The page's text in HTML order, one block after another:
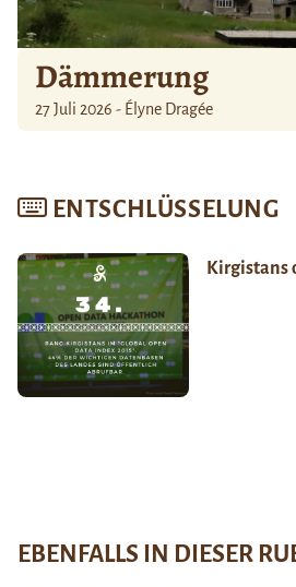
Dämmerung
27 Juli 2026 - Élyne Dragée
ENTSCHLÜSSELUNG
Kirgistans
EBENFALLS IN DIESER